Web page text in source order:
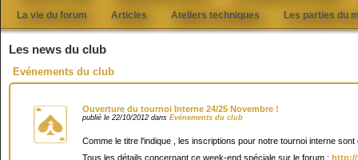
La vie du forum
Articles Ateliers techniques Les parties du
Les news du club
Evénements du club
Ouverture du tournoi Interne 24/25 Novembre !
publié le 22/10/2012 dans Evénements du club
Comme le titre l'indique , les inscriptions pour notre tournoi interne sont
Tous les détails concernant ce week-end spéciale sur le forum : http://